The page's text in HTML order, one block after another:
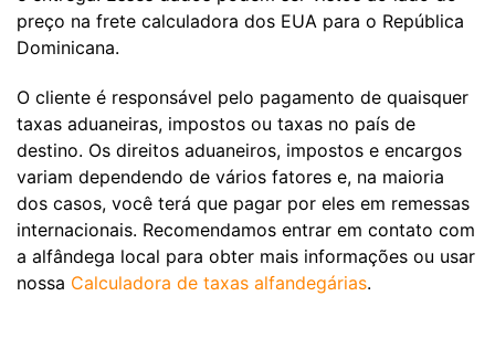
preço na frete calculadora dos EUA para o República
Dominicana.
O cliente é responsável pelo pagamento de quaisquer
taxas aduaneiras, impostos ou taxas no país de
destino. Os direitos aduaneiros, impostos e encargos
variam dependendo de vários fatores e, na maioria
dos casos, você terá que pagar por eles em remessas
internacionais. Recomendamos entrar em contato com
a alfândega local para obter mais informações ou usar
nossa Calculadora de taxas alfandegárias.